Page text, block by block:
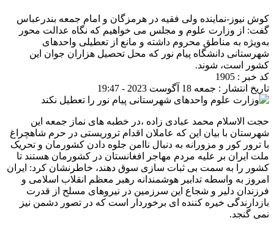
کوش نیوز-نماینده ولی فقیه در هرمزگان و امام جمعه بندرعباس
گفت: از وزارت علوم و مجلس می خواهیم که نگاه عدالت محور
به‌ویژه به مناطق محروم داشته و مانع از تعطیلی واحدهای
شهرستانی دانشگاه پیام نور که محل تحصیل هزاران جوان این
کشور است، شوند.
کد خبر : 1905
تاریخ انتشار : جمعه 18 آگوست 2023 - 19:47
حجت الاسلام محمد عبادی زاده ،در خطبه های نماز جمعه این
شهرستان با بیان این که عاملان اقدام تروریستی در حرم شاهچراغ
با ترور کور و مزورانه به دنبال ناامن جلوه دادن کشورمان و تحریک
ملت ایران بر علیه مردم مهاجر افغانستان در کشورمان هستند تا
کشور را به سمت بی ثبات سازی سوق دهند، خاطرنشان کرد: ایران
امروز به واسطه تدابیر هوشمندانه رهبر معظم انقلاب اسلامی و
فرزندان دلیر و شجاع این سرزمین در نیروهای مسلح از قدرت
بازدارندگی خیره کننده ای برخوردار است که در تصور دشمن نیز
نمی گنجد.